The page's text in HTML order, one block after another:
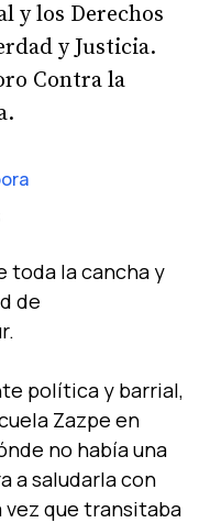
y los Derechos
y Justicia.
Contra la
toda la cancha y
de
política y barrial,
Zazpe en
no había una
a saludarla con
que transitaba